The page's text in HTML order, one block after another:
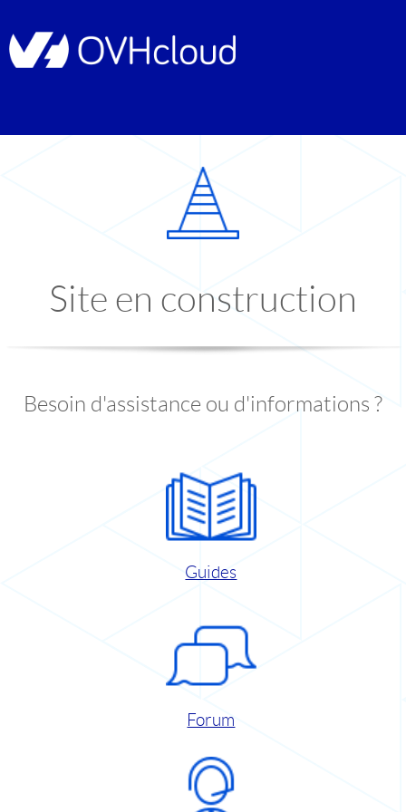
Site en construction
Besoin d'assistance ou d'informations ?
Guides
Forum